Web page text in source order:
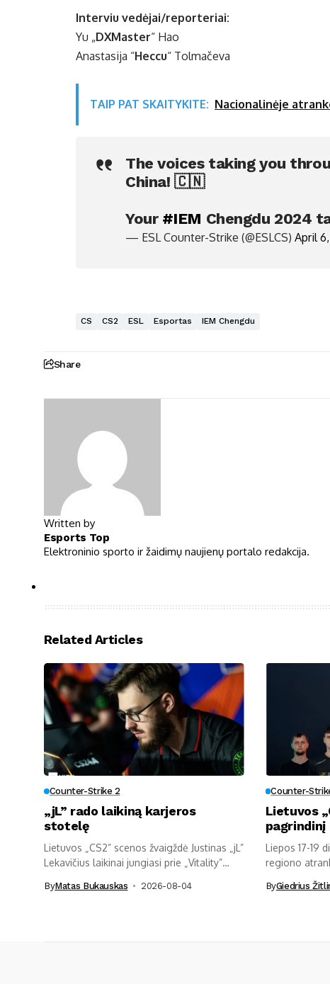
Interviu vedėjai/reporteriai:
Yu „DXMaster“ Hao
Anastasija “⁠Heccu⁠“ Tolmačeva
TAIP PAT SKAITYKITE: Nacionalinėje
The voices taking you
China! 🇨🇳
Your #IEM Chengdu 2024
— ESL Counter-Strike (@ESLCS) April
CS CS2 ESL Esportas IEM Chengdu
Share
Written by
Esports Top
Elektroninio sporto ir žaidimų naujienų portalo redakcija.
Related Articles
Counter-Strike 2
„jL” rado laikiną karjeros
stotelę
Lietuvos „CS2” scenos žvaigždė Justinas „jL”
Lekavičius laikinai jungiasi prie „Vitality”
ByMatas Bukauskas 2026-08-04
Counter-
Lietuvos
pagrindinį
Liepos 17-19
regiono
ByGiedrius